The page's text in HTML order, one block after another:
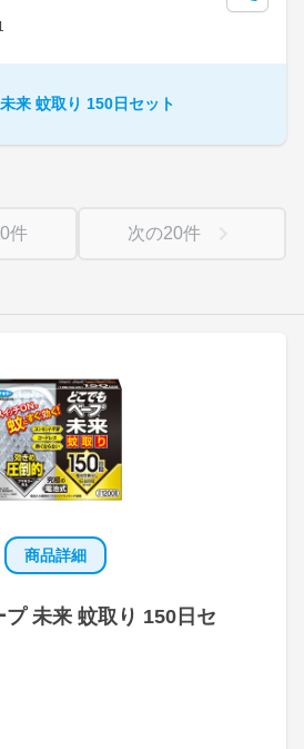
商品詳細
プ 未来 蚊取り 150日セ
来 蚊取り 150日セット
件 次の20件